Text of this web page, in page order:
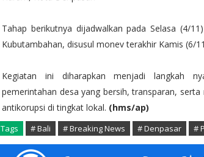
Tahap berikutnya dijadwalkan pada Selasa (4/
Kubutambahan, disusul monev terakhir Kamis (6/
Kegiatan ini diharapkan menjadi langkah
pemerintahan desa yang bersih, transparan,
antikorupsi di tingkat lokal. (hms/ap)
Tags # Bali # Breaking News # Denpasar #